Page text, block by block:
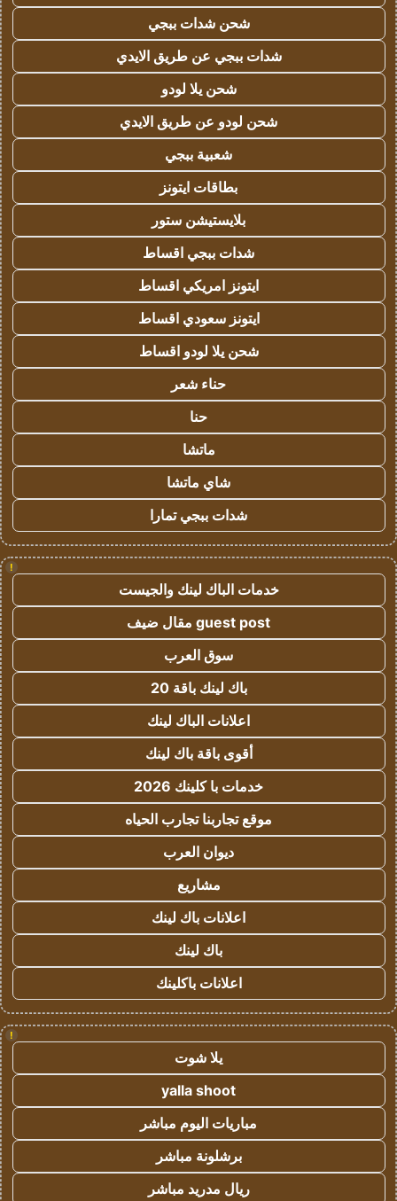
شحن شدات ببجي
شدات ببجي عن طريق الايدي
شحن يلا لودو
شحن لودو عن طريق الايدي
شعبية ببجي
بطاقات ايتونز
بلايستيشن ستور
شدات ببجي اقساط
ايتونز امريكي اقساط
ايتونز سعودي اقساط
شحن يلا لودو اقساط
حناء شعر
حنا
ماتشا
شاي ماتشا
شدات ببجي تمارا
!
خدمات الباك لينك والجيست
guest post مقال ضيف
سوق العرب
باك لينك باقة 20
اعلانات الباك لينك
أقوى باقة باك لينك
خدمات با كلينك 2026
موقع تجاربنا تجارب الحياه
ديوان العرب
مشاريع
اعلانات باك لينك
باك لينك
اعلانات باكلينك
!
يلا شوت
yalla shoot
مباريات اليوم مباشر
برشلونة مباشر
ريال مدريد مباشر